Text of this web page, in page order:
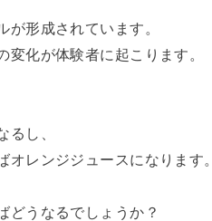
形成されています。
化が体験者に起こります。
るし、
オレンジジュースになります。
どうなるでしょうか？